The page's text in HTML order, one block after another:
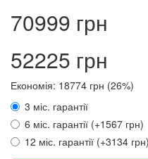
70999 грн
52225 грн
Економія: 18774 грн (26%)
3 міс. гарантії
6 міс. гарантії (+1567 грн)
12 міс. гарантії (+3134 грн)